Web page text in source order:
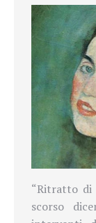
“Ritratto di
scorso